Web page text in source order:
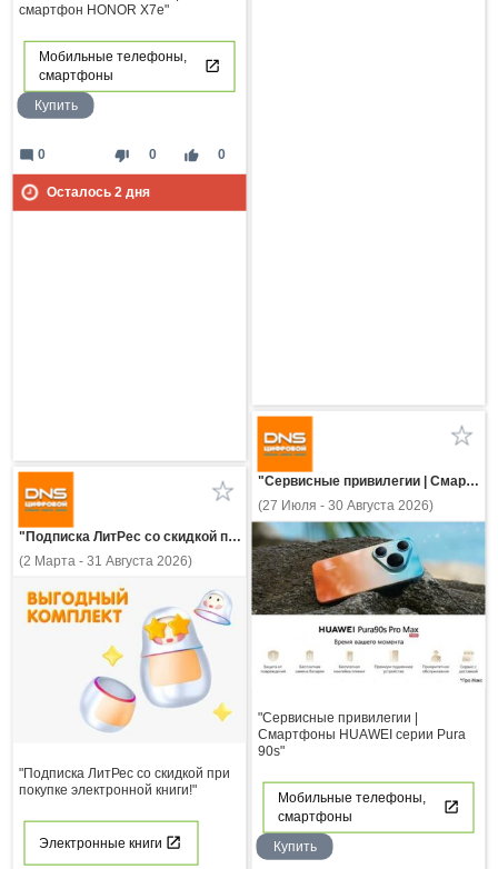
смартфон HONOR X7e"
Мобильные телефоны,
смартфоны
Купить
thumb_down 0 thumb_up 0
mode_comment 0
Осталось 2 дня
"Сервисные привилегии | Смартфоны HUAWEI серии Pura 90s"
(27 Июля - 30 Августа 2026)
"Сервисные привилегии |
Смартфоны HUAWEI серии Pura
90s"
Мобильные телефоны,
смартфоны
Купить
"Подписка ЛитРес со скидкой при покупке электронной книги!"
(2 Марта - 31 Августа 2026)
"Подписка ЛитРес со скидкой при
покупке электронной книги!"
Электронные книги